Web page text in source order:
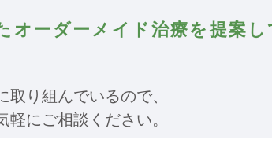
オーダーメイド治療を提案
り組んでいるので、
にご相談ください。